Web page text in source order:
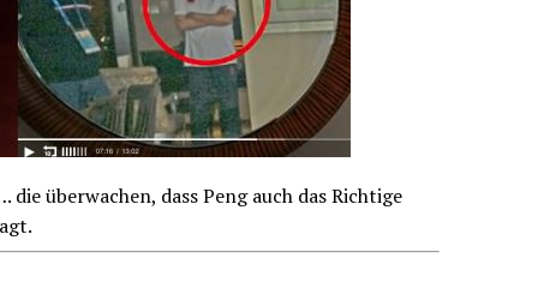
die überwachen, dass Peng auch das Richtige